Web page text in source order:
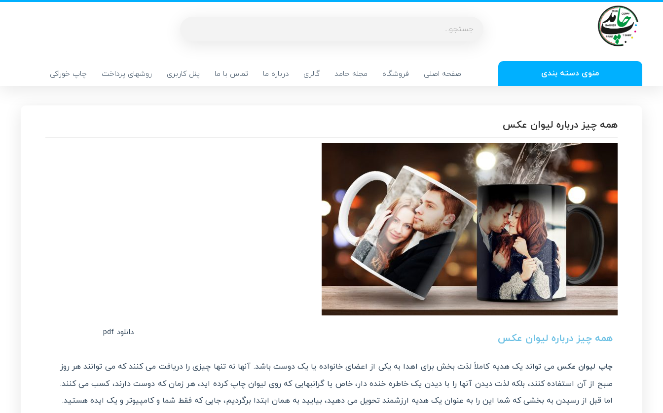
منوی دسته بندی صفحه اصلی فروشگاه مجله حامد گالری درباره ما تماس با ما پنل کاربری روشهای پرداخت چاپ خوراکی
همه چیز درباره لیوان عکس
همه چیز درباره لیوان عکس دانلود pdf
چاپ لیوان عکس می تواند یک هدیه کاملاً لذت بخش برای اهدا به یکی از اعضای خانواده یا یک دوست باشد. آنها نه تنها چیزی را دریافت می کنند که می توانند هر روز
صبح از آن استفاده کنند، بلکه لذت دیدن آنها را با دیدن یک خاطره خنده دار، خاص یا گرانبهایی که روی لیوان چاپ کرده اید، هر زمان که دوست دارند، کسب می کنند.
اما قبل از رسیدن به بخشی که شما این را به عنوان یک هدیه ارزشمند تحویل می دهید، بیایید به همان ابتدا برگردیم، جایی که فقط شما و کامپیوتر و یک ایده هستید.